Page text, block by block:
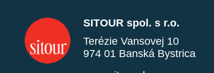
SITOUR spol. s r.o.
Terézie Vansovej 10
974 01 Banská Bystrica